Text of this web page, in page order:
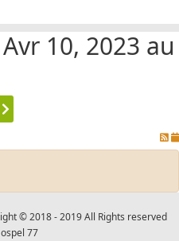
10, 2023 au
© 2018 - 2019 All Rights reserved
77